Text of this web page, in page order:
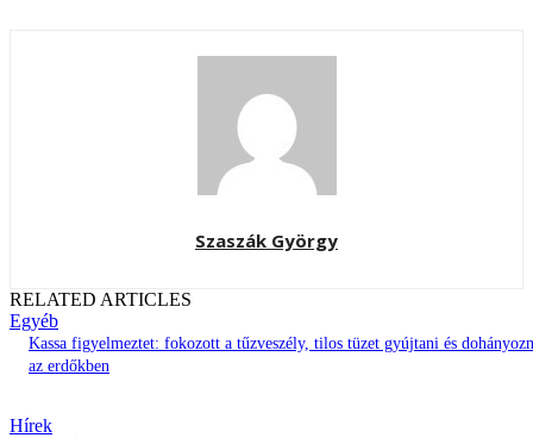
Szaszák György
RELATED ARTICLES
Egyéb
Kassa figyelmeztet: fokozott a tűzveszély, tilos tüzet gyújtani és
az erdőkben
Hírek